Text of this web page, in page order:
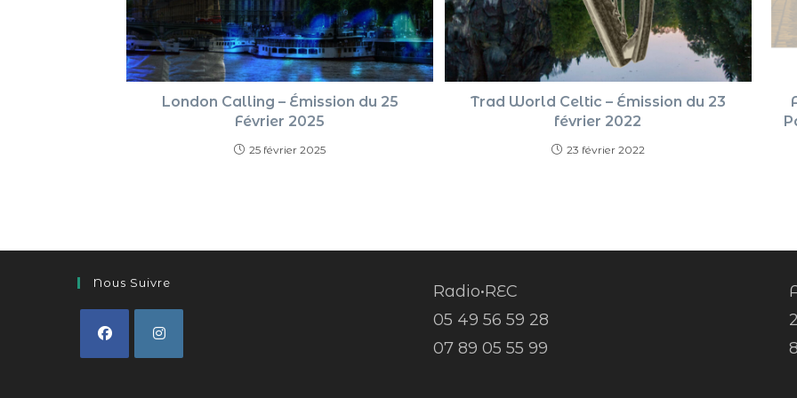
London Calling – Émission du 25
Février 2025
25 février 2025
Trad World Celtic – Émission du 23
février 2022
23 février 2022
Nous Suivre
Radio•REC
05 49 56 59 28
07 89 05 55 99